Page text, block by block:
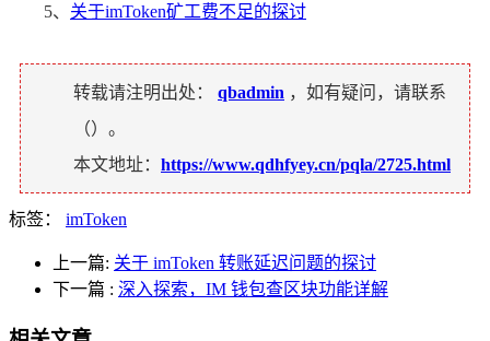
5、 关于imToken矿工费不足的探讨
转载请注明出处： qbadmin ，如有疑问，请联系
（）。
本文地址： https://www.qdhfyey.cn/pqla/2725.html
标签： imToken
上一篇: 关于 imToken 转账延迟问题的探讨
下一篇 : 深入探索，IM 钱包查区块功能详解